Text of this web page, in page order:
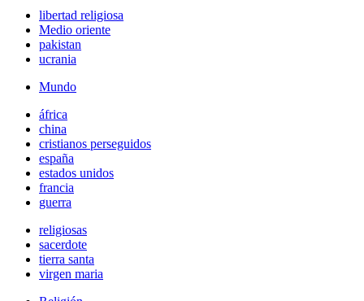
libertad religiosa
Medio oriente
pakistan
ucrania
Mundo
áfrica
china
cristianos perseguidos
españa
estados unidos
francia
guerra
religiosas
sacerdote
tierra santa
virgen maria